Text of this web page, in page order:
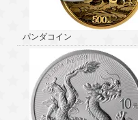
パンダコイン